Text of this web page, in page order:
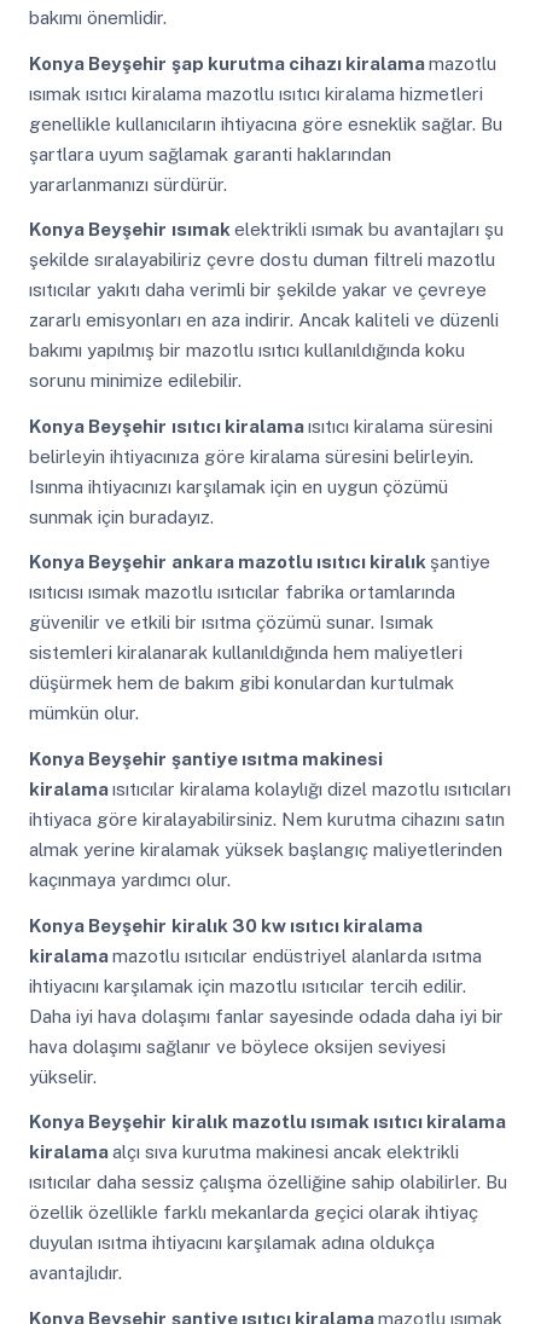
bakımı önemlidir.
Konya Beyşehir şap kurutma cihazı kiralamamazotlu
ısımak ısıtıcı kiralama mazotlu ısıtıcı kiralama hizmetleri
genellikle kullanıcıların ihtiyacına göre esneklik sağlar. Bu
şartlara uyum sağlamak garanti haklarından
yararlanmanızı sürdürür.
Konya Beyşehir ısımak elektrikli ısımak bu avantajları şu
şekilde sıralayabiliriz çevre dostu duman filtreli mazotlu
ısıtıcılar yakıtı daha verimli bir şekilde yakar ve çevreye
zararlı emisyonları en aza indirir. Ancak kaliteli ve düzenli
bakımı yapılmış bir mazotlu ısıtıcı kullanıldığında koku
sorunu minimize edilebilir.
Konya Beyşehir ısıtıcı kiralamaısıtıcı kiralama süresini
belirleyin ihtiyacınıza göre kiralama süresini belirleyin.
Isınma ihtiyacınızı karşılamak için en uygun çözümü
sunmak için buradayız.
Konya Beyşehir ankara mazotlu ısıtıcı kiralık şantiye
ısıtıcısı ısımak mazotlu ısıtıcılar fabrika ortamlarında
güvenilir ve etkili bir ısıtma çözümü sunar. Isımak
sistemleri kiralanarak kullanıldığında hem maliyetleri
düşürmek hem de bakım gibi konulardan kurtulmak
mümkün olur.
Konya Beyşehir şantiye ısıtma makinesi
kiralamaısıtıcılar kiralama kolaylığı dizel mazotlu ısıtıcıları
ihtiyaca göre kiralayabilirsiniz. Nem kurutma cihazını satın
almak yerine kiralamak yüksek başlangıç maliyetlerinden
kaçınmaya yardımcı olur.
Konya Beyşehir kiralık 30 kw ısıtıcı kiralama
kiralamamazotlu ısıtıcılar endüstriyel alanlarda ısıtma
ihtiyacını karşılamak için mazotlu ısıtıcılar tercih edilir.
Daha iyi hava dolaşımı fanlar sayesinde odada daha iyi bir
hava dolaşımı sağlanır ve böylece oksijen seviyesi
yükselir.
Konya Beyşehir kiralık mazotlu ısımak ısıtıcı kiralama
kiralamaalçı sıva kurutma makinesi ancak elektrikli
ısıtıcılar daha sessiz çalışma özelliğine sahip olabilirler. Bu
özellik özellikle farklı mekanlarda geçici olarak ihtiyaç
duyulan ısıtma ihtiyacını karşılamak adına oldukça
avantajlıdır.
Konya Beyşehir şantiye ısıtıcı kiralamamazotlu ısımak